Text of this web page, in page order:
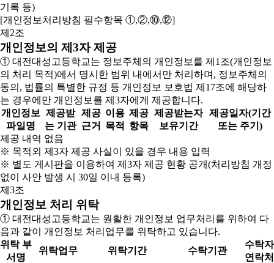
기록 등)
[개인정보처리방침 필수항목 ①,②,⑩,⑫]
제2조
개인정보의 제3자 제공
① 대전대성고등학교는 정보주체의 개인정보를 제1조(개인정보
의 처리 목적)에서 명시한 범위 내에서만 처리하며, 정보주체의
동의, 법률의 특별한 규정 등 개인정보 보호법 제17조에 해당하
는 경우에만 개인정보를 제3자에게 제공합니다.
개인정보
파일명
제공받
는 기관
제공
근거
이용
목적
제공
항목
제공받는자
보유기간
제공일자(기간
또는 주기)
제공 내역 없음
※ 목적외 제3자 제공 사실이 있을 경우 내용 입력
※ 별도 게시판을 이용하여 제3자 제공 현황 공개(처리방침 개정
없이 사안 발생 시 30일 이내 등록)
제3조
개인정보 처리 위탁
① 대전대성고등학교는 원활한 개인정보 업무처리를 위하여 다
음과 같이 개인정보 처리업무를 위탁하고 있습니다.
위탁 부
서명
위탁업무 위탁기간 수탁기관
수탁자
연락처